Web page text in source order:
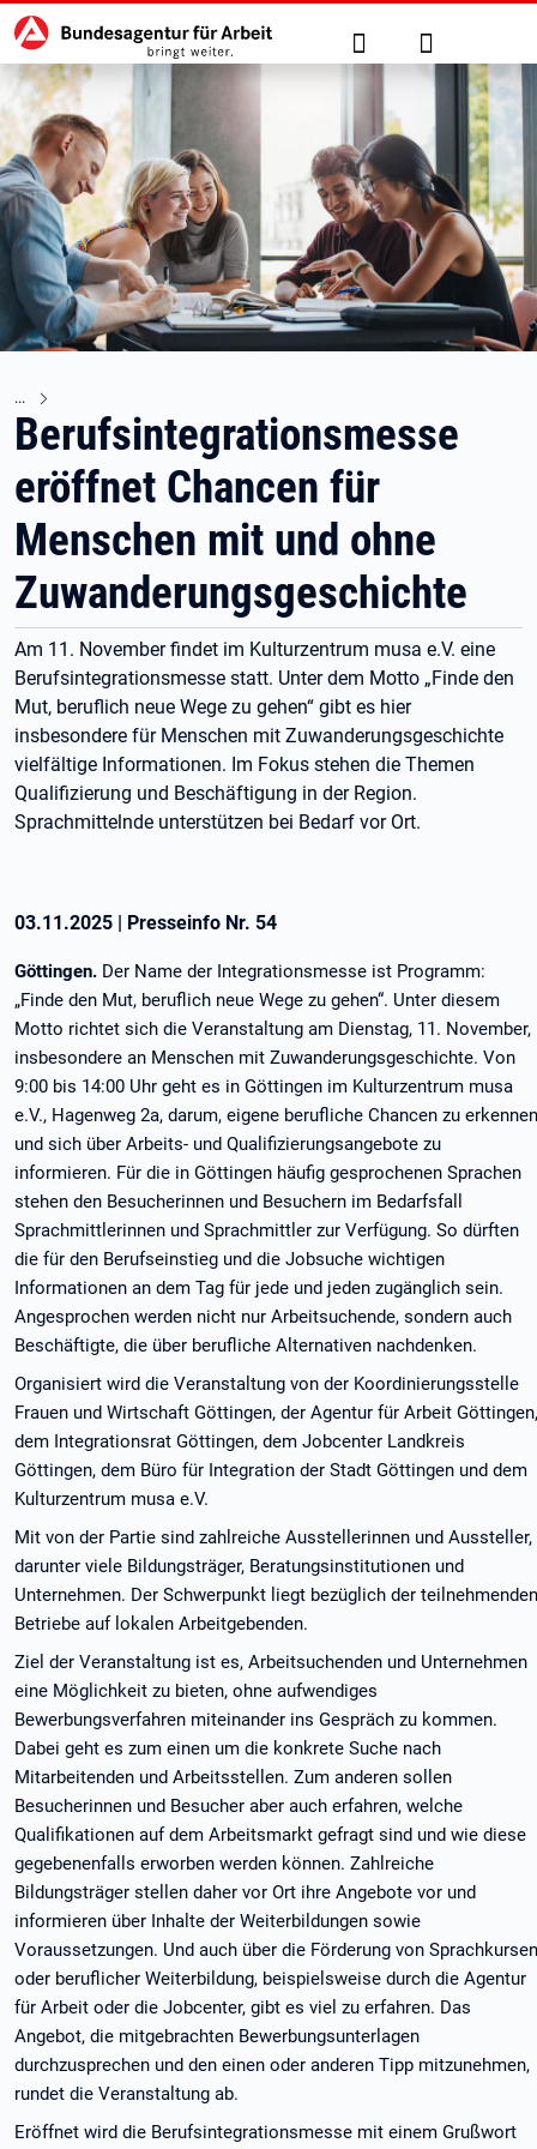
zu den Hauptinhalten springen
Hauptnavigation Suche Anmelden
Berufsintegrationsmesse
eröffnet Chancen für
Menschen mit und ohne
Zuwanderungsgeschichte
Am 11. November findet im Kulturzentrum musa e.V. eine
Berufsintegrationsmesse statt. Unter dem Motto „Finde den
Mut, beruflich neue Wege zu gehen“ gibt es hier
insbesondere für Menschen mit Zuwanderungsgeschichte
vielfältige Informationen. Im Fokus stehen die Themen
Qualifizierung und Beschäftigung in der Region.
Sprachmittelnde unterstützen bei Bedarf vor Ort.
03.11.2025 | Presseinfo Nr. 54
Göttingen. Der Name der Integrationsmesse ist Programm:
„Finde den Mut, beruflich neue Wege zu gehen“. Unter diesem
Motto richtet sich die Veranstaltung am Dienstag, 11. November,
insbesondere an Menschen mit Zuwanderungsgeschichte. Von
9:00 bis 14:00 Uhr geht es in Göttingen im Kulturzentrum musa
e.V., Hagenweg 2a, darum, eigene berufliche Chancen zu erkennen
und sich über Arbeits- und Qualifizierungsangebote zu
informieren. Für die in Göttingen häufig gesprochenen Sprachen
stehen den Besucherinnen und Besuchern im Bedarfsfall
Sprachmittlerinnen und Sprachmittler zur Verfügung. So dürften
die für den Berufseinstieg und die Jobsuche wichtigen
Informationen an dem Tag für jede und jeden zugänglich sein.
Angesprochen werden nicht nur Arbeitsuchende, sondern auch
Beschäftigte, die über berufliche Alternativen nachdenken.
Organisiert wird die Veranstaltung von der Koordinierungsstelle
Frauen und Wirtschaft Göttingen, der Agentur für Arbeit Göttingen,
dem Integrationsrat Göttingen, dem Jobcenter Landkreis
Göttingen, dem Büro für Integration der Stadt Göttingen und dem
Kulturzentrum musa e.V.
Mit von der Partie sind zahlreiche Ausstellerinnen und Aussteller,
darunter viele Bildungsträger, Beratungsinstitutionen und
Unternehmen. Der Schwerpunkt liegt bezüglich der teilnehmenden
Betriebe auf lokalen Arbeitgebenden.
Ziel der Veranstaltung ist es, Arbeitsuchenden und Unternehmen
eine Möglichkeit zu bieten, ohne aufwendiges
Bewerbungsverfahren miteinander ins Gespräch zu kommen.
Dabei geht es zum einen um die konkrete Suche nach
Mitarbeitenden und Arbeitsstellen. Zum anderen sollen
Besucherinnen und Besucher aber auch erfahren, welche
Qualifikationen auf dem Arbeitsmarkt gefragt sind und wie diese
gegebenenfalls erworben werden können. Zahlreiche
Bildungsträger stellen daher vor Ort ihre Angebote vor und
informieren über Inhalte der Weiterbildungen sowie
Voraussetzungen. Und auch über die Förderung von Sprachkursen
oder beruflicher Weiterbildung, beispielsweise durch die Agentur
für Arbeit oder die Jobcenter, gibt es viel zu erfahren. Das
Angebot, die mitgebrachten Bewerbungsunterlagen
durchzusprechen und den einen oder anderen Tipp mitzunehmen,
rundet die Veranstaltung ab.
Eröffnet wird die Berufsintegrationsmesse mit einem Grußwort